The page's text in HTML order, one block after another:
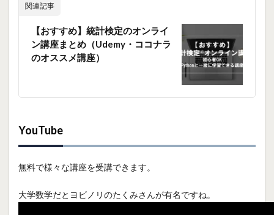
関連記事
【おすすめ】統計検定のオンライ
ン講座まとめ（Udemy・ココナラ
のオススメ講座）
YouTube
無料で様々な講座を受講できます。
大学数学だとヨビノリのたくみさんが有名ですね。